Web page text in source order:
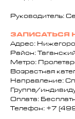
Руководитель:
ЗАПИСАТЬСЯ
Адрес:
Район:
Метро:
Возрастная
Направление:
Группа/
Оплата:
Телефон: +7